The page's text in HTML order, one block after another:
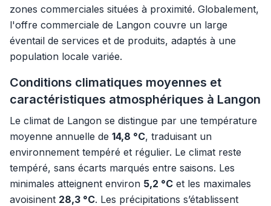
zones commerciales situées à proximité. Globalement,
l'offre commerciale de Langon couvre un large
éventail de services et de produits, adaptés à une
population locale variée.
Conditions climatiques moyennes et
caractéristiques atmosphériques à Langon
Le climat de Langon se distingue par une température
moyenne annuelle de 14,8 °C, traduisant un
environnement tempéré et régulier. Le climat reste
tempéré, sans écarts marqués entre saisons. Les
minimales atteignent environ 5,2 °C et les maximales
avoisinent 28,3 °C. Les précipitations s’établissent